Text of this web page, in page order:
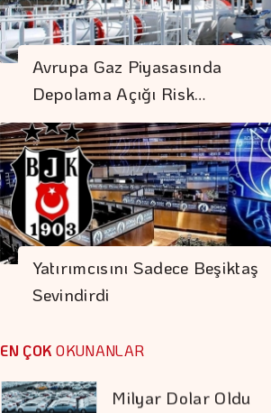
Avrupa Gaz Piyasasında
Depolama Açığı Risk…
Yatırımcısını Sadece Beşiktaş
Sevindirdi
EN ÇOK OKUNANLAR
Hazine Haftaya 3
Yeniden İhraç Ve 1
Doğrudan Satış
Dolar 47.70 Liradan
Açıldı
Doğru Boya Seçimi
Konutun Değerini
Koruyor
Milyar Dolar Oldu
"Bütçe Açığının Milli